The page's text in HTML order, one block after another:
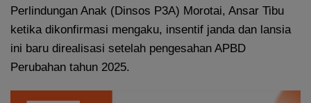
Perlindungan Anak (Dinsos P3A) Morotai, Ansar Tibu
ketika dikonfirmasi mengaku, insentif janda dan lansia
ini baru direalisasi setelah pengesahan APBD
Perubahan tahun 2025.